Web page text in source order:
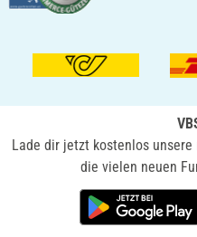
Lade dir jetzt kostenlos unsere
die vielen neuen